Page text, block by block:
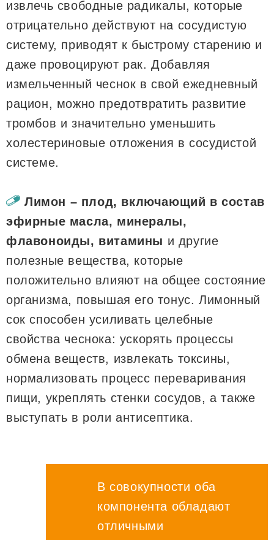
извлечь свободные радикалы, которые
отрицательно действуют на сосудистую
систему, приводят к быстрому старению и
даже провоцируют рак. Добавляя
измельченный чеснок в свой ежедневный
рацион, можно предотвратить развитие
тромбов и значительно уменьшить
холестериновые отложения в сосудистой
системе.
Лимон – плод, включающий в состав
эфирные масла, минералы,
флавоноиды, витамины и другие
полезные вещества, которые
положительно влияют на общее состояние
организма, повышая его тонус. Лимонный
сок способен усиливать целебные
свойства чеснока: ускорять процессы
обмена веществ, извлекать токсины,
нормализовать процесс переваривания
пищи, укреплять стенки сосудов, а также
выступать в роли антисептика.
В совокупности оба
компонента обладают
отличными